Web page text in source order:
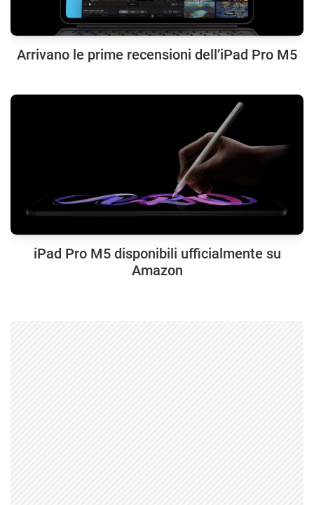
Arrivano le prime recensioni dell’iPad Pro M5
iPad Pro M5 disponibili ufficialmente su
Amazon